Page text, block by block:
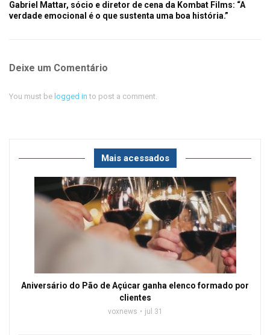
Gabriel Mattar, sócio e diretor de cena da Kombat Films: “A
verdade emocional é o que sustenta uma boa história.”
Deixe um Comentário
You must be logged in to post a comment.
Mais acessados
Aniversário do Pão de Açúcar ganha elenco formado por
clientes
voxnews jul 31